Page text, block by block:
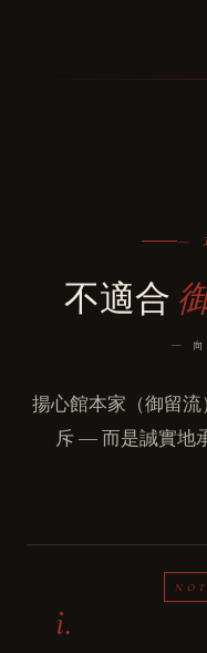
—
不適合
― 向
揚心館本家（御留
斥 ― 而是誠實地
i.